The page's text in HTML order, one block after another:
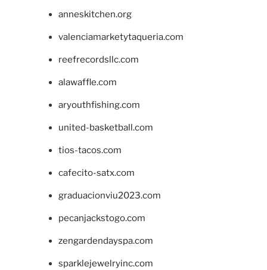
anneskitchen.org
valenciamarketytaqueria.com
reefrecordsllc.com
alawaffle.com
aryouthfishing.com
united-basketball.com
tios-tacos.com
cafecito-satx.com
graduacionviu2023.com
pecanjackstogo.com
zengardendayspa.com
sparklejewelryinc.com